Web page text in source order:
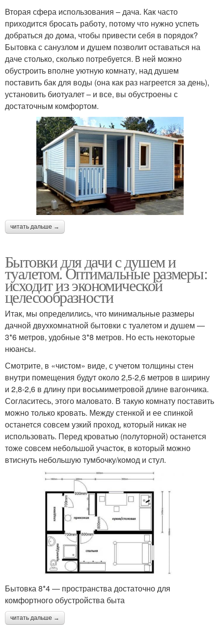
Двухкомнатная бытовка Дачная бытовка
Дачные бытовки Комнаты с туалетом
Двухкомнатные
бытовки
Бытовка для
круглогодичного
проживания
Блок-контейнер с
туалетом
Бытовка для дачи
Дом из бытовок
Бытовка с душем
Вторая сфера использования – дача. Как часто
приходится бросать работу, потому что нужно успеть
добраться до дома, чтобы привести себя в порядок?
Бытовка с санузлом и душем позволит оставаться на
даче столько, сколько потребуется. В ней можно
обустроить вполне уютную комнату, над душем
поставить бак для воды (она как раз нагреется за день),
установить биотуалет – и все, вы обустроены с
достаточным комфортом.
читать дальше →
Бытовки для дачи с душем и
туалетом. Оптимальные размеры:
исходит из экономической
целесообразности
Итак, мы определились, что минимальные размеры
дачной двухкомнатной бытовки с туалетом и душем —
3*6 метров, удобные 3*8 метров. Но есть некоторые
нюансы.
Смотрите, в «чистом» виде, с учетом толщины стен
внутри помещения будут около 2,5-2,6 метров в ширину
и 2,8-2,6 в длину при восьмиметровой длине вагончика.
Согласитесь, этого маловато. В такую комнату поставить
можно только кровать. Между стенкой и ее спинкой
останется совсем узкий проход, который никак не
использовать. Перед кроватью (полуторной) останется
тоже совсем небольшой участок, в который можно
втиснуть небольшую тумбочку/комод и стул.
Бытовка 8*4 — пространства достаточно для
комфортного обустройства быта
читать дальше →